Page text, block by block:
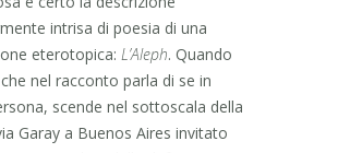
intrisa di poesia di una
eterotopica: L’Aleph. Quando
nel racconto parla di se in
scende nel sottoscala della
Garay a Buenos Aires invitato